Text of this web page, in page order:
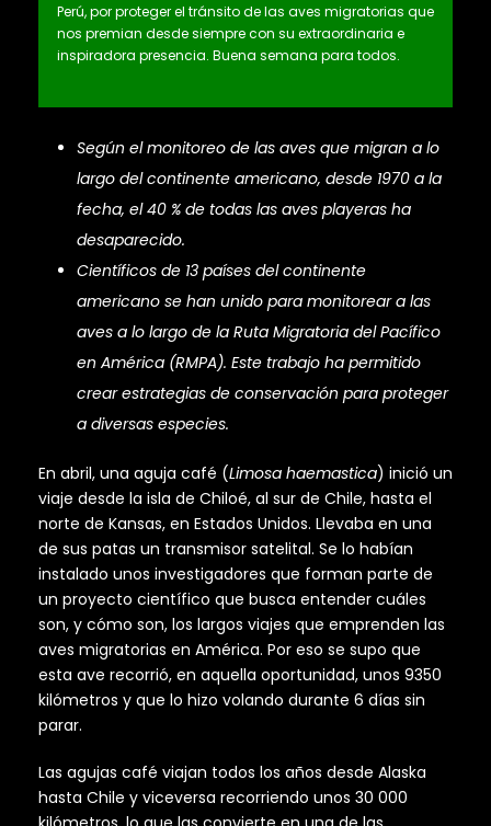
Perú, por proteger el tránsito de las aves migratorias que
nos premian desde siempre con su extraordinaria e
inspiradora presencia. Buena semana para todos.
Según el monitoreo de las aves que migran a lo
largo del continente americano, desde 1970 a la
fecha, el 40 % de todas las aves playeras ha
desaparecido.
Científicos de 13 países del continente
americano se han unido para monitorear a las
aves a lo largo de la Ruta Migratoria del Pacífico
en América (RMPA). Este trabajo ha permitido
crear estrategias de conservación para proteger
a diversas especies.
En abril, una aguja café (Limosa haemastica) inició un
viaje desde la isla de Chiloé, al sur de Chile, hasta el
norte de Kansas, en Estados Unidos. Llevaba en una
de sus patas un transmisor satelital. Se lo habían
instalado unos investigadores que forman parte de
un proyecto científico que busca entender cuáles
son, y cómo son, los largos viajes que emprenden las
aves migratorias en América. Por eso se supo que
esta ave recorrió, en aquella oportunidad, unos 9350
kilómetros y que lo hizo volando durante 6 días sin
parar.
Las agujas café viajan todos los años desde Alaska
hasta Chile y viceversa recorriendo unos 30 000